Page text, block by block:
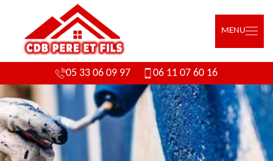
MENU
05 33 06 09 97 06 11 07 60 16